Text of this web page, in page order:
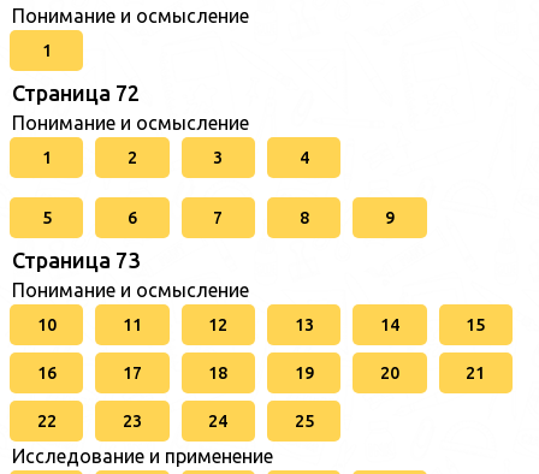
Понимание и осмысление
1
Страница 72
Понимание и осмысление
1 2 3 4
5 6 7 8 9
Страница 73
Понимание и осмысление
10 11 12 13 14 15
16 17 18 19 20 21
22 23 24 25
Исследование и применение